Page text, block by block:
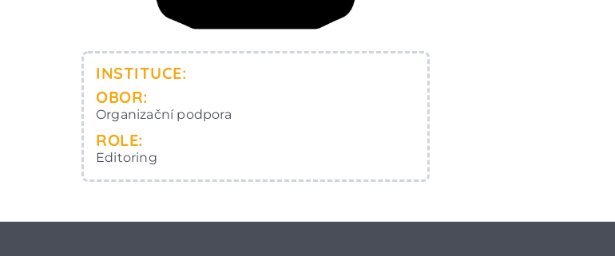
INSTITUCE:
OBOR:
Organizační podpora
ROLE:
Editoring